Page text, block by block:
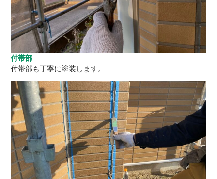
付帯部
付帯部も丁寧に塗装します。